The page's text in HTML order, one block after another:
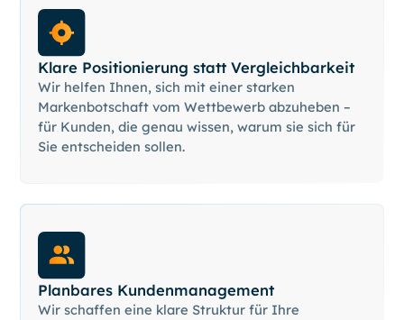
Klare Positionierung statt Vergleichbarkeit
Wir helfen Ihnen, sich mit einer starken
Markenbotschaft vom Wettbewerb abzuheben –
für Kunden, die genau wissen, warum sie sich für
Sie entscheiden sollen.
Planbares Kundenmanagement
Wir schaffen eine klare Struktur für Ihre